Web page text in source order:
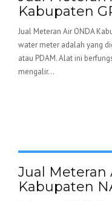
Kabupaten
Jual Meteran Air ONDA
water meter adalah yang
atau PDAM. Alat ini
mengalir...
Jual Meteran
Kabupaten